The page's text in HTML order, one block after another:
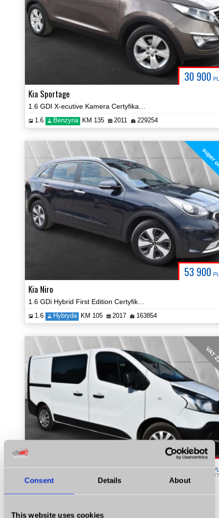
Consent Details About
This website uses cookies
30 900
Kia Sportage
1.6 Benzyna KM 135 2011 229254
53 900
Kia Niro
1.6 Hybryda KM 105 2017 163854
VAT
Renault Trafic
1.6 KM 120